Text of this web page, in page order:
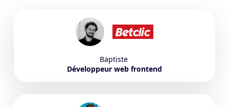
Baptiste
Développeur web frontend